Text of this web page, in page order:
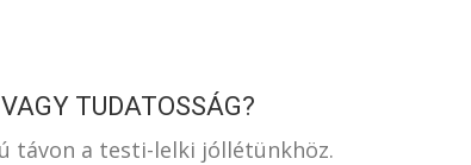
TUDATOSSÁG?
távon a testi-lelki jóllétünkhöz.